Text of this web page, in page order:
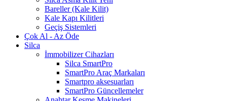
Bareller (Kale Kilit)
Kale Kapı Kilitleri
Geçiş Sistemleri
Çok Al - Az Öde
Silca
İmmobilizer Cihazları
Silca SmartPro
SmartPro Araç Markaları
Smartpro aksesuarları
SmartPro Güncellemeler